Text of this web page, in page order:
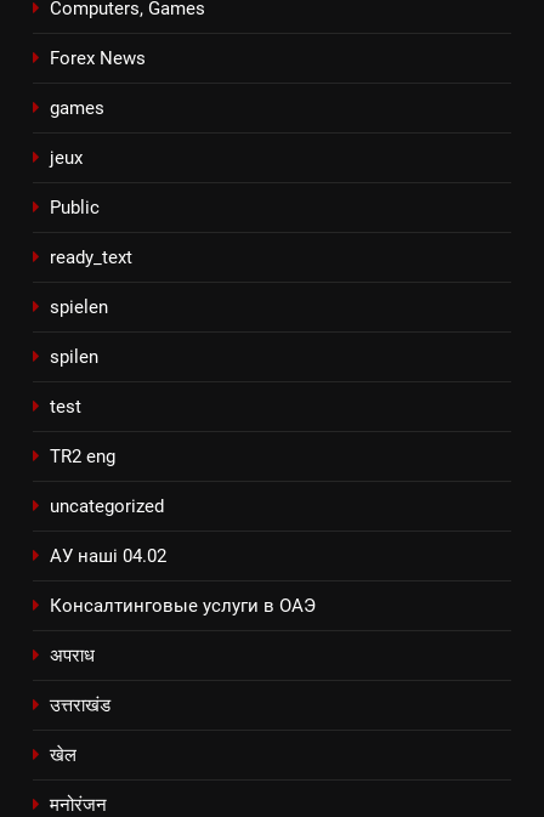
Computers, Games
Forex News
games
jeux
Public
ready_text
spielen
spilen
test
TR2 eng
uncategorized
АУ наші 04.02
Консалтинговые услуги в ОАЭ
अपराध
उत्तराखंड
खेल
मनोरंजन